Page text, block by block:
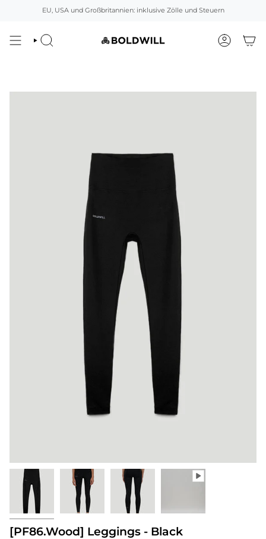
EU, USA und Großbritannien: inklusive Zölle und Steuern
SUCHEN ACCOUNT
[PF86.Wood] Leggings - Black